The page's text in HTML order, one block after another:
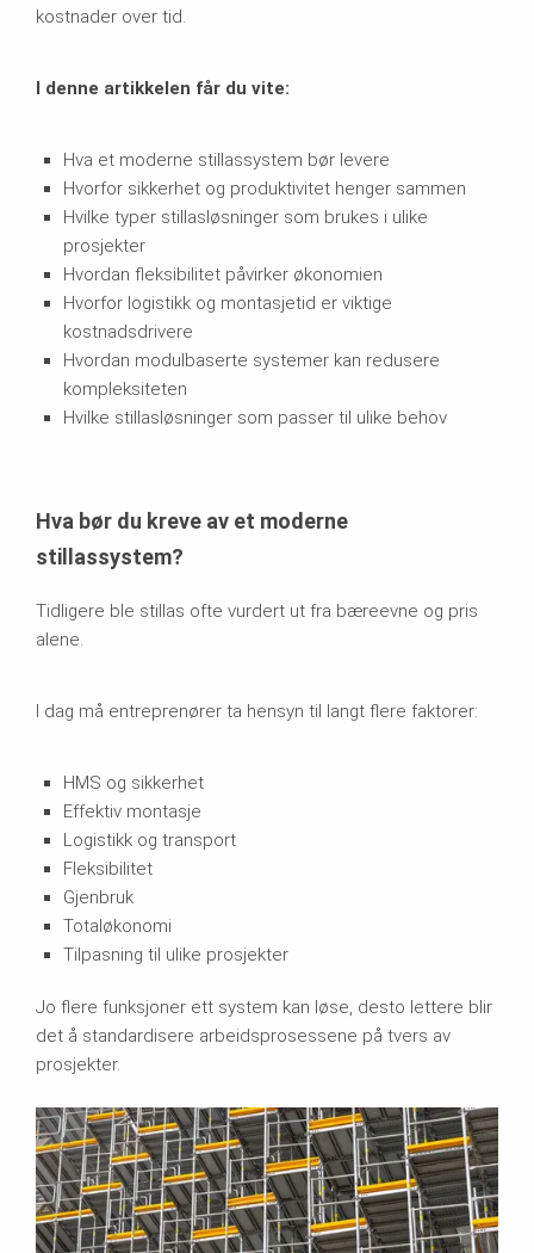
kostnader over tid.
I denne artikkelen får du vite:
Hva et moderne stillassystem bør levere
Hvorfor sikkerhet og produktivitet henger sammen
Hvilke typer stillasløsninger som brukes i ulike
prosjekter
Hvordan fleksibilitet påvirker økonomien
Hvorfor logistikk og montasjetid er viktige
kostnadsdrivere
Hvordan modulbaserte systemer kan redusere
kompleksiteten
Hvilke stillasløsninger som passer til ulike behov
Hva bør du kreve av et moderne
stillassystem?
Tidligere ble stillas ofte vurdert ut fra bæreevne og pris
alene.
I dag må entreprenører ta hensyn til langt flere faktorer:
HMS og sikkerhet
Effektiv montasje
Logistikk og transport
Fleksibilitet
Gjenbruk
Totaløkonomi
Tilpasning til ulike prosjekter
Jo flere funksjoner ett system kan løse, desto lettere blir
det å standardisere arbeidsprosessene på tvers av
prosjekter.